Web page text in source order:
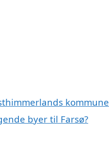
kommune
byer til Farsø?